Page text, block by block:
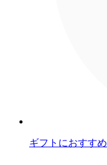
ギフトにおすすめ